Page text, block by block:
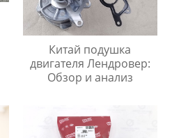
Китай подушка
двигателя Лендровер:
Обзор и анализ